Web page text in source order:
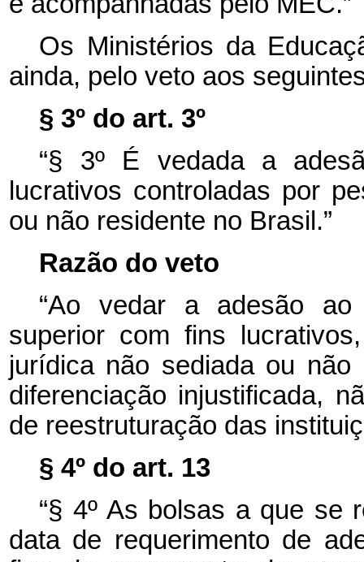
Os Ministérios da
ainda, pelo veto aos
§ 3º do art. 3º
“§ 3º É vedada a
lucrativos controladas por
ou não residente no Brasil.”
Razão do veto
“Ao vedar a adesão
superior com fins
jurídica não sediada ou
diferenciação injustificada,
de reestruturação das
§ 4º do art. 13
“§ 4º As bolsas a que se
data de requerimento de